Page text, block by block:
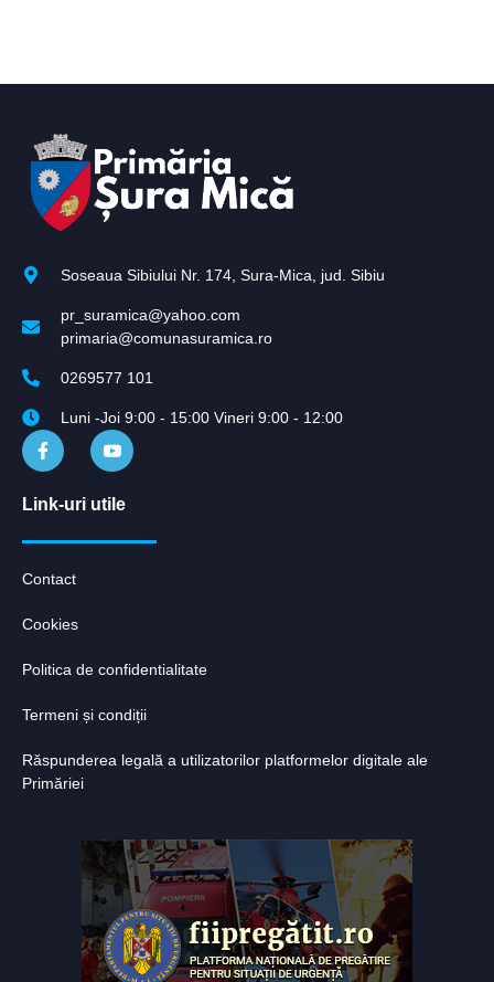
Soseaua Sibiului Nr. 174, Sura-Mica, jud. Sibiu
pr_suramica@yahoo.com
primaria@comunasuramica.ro
0269577 101
Luni -Joi 9:00 - 15:00 Vineri 9:00 - 12:00
Link-uri utile
Contact
Cookies
Politica de confidentialitate
Termeni și condiții
Răspunderea legală a utilizatorilor platformelor digitale ale
Primăriei